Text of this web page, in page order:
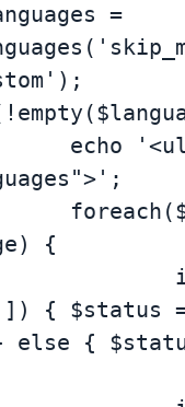
{
{ $status
else {